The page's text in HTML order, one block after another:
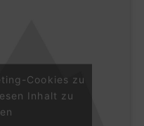
Cookies zu
Inhalt zu